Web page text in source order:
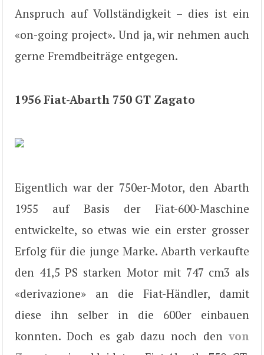
Anspruch auf Vollständigkeit – dies ist ein
«on-going project». Und ja, wir nehmen auch
gerne Fremdbeiträge entgegen.
1956 Fiat-Abarth 750 GT Zagato
Eigentlich war der 750er-Motor, den Abarth
1955 auf Basis der Fiat-600-Maschine
entwickelte, so etwas wie ein erster grosser
Erfolg für die junge Marke. Abarth verkaufte
den 41,5 PS starken Motor mit 747 cm3 als
«derivazione» an die Fiat-Händler, damit
diese ihn selber in die 600er einbauen
konnten. Doch es gab dazu noch den von